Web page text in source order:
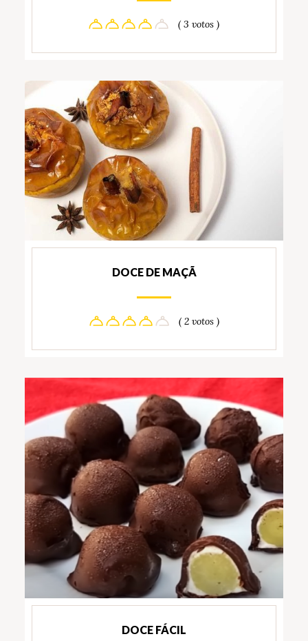
( 3 votos )
DOCE DE MAÇÃ
( 2 votos )
DOCE FÁCIL